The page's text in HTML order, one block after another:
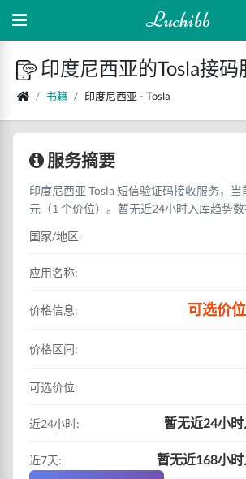
Luchibb
印度尼西亚的Tosla接码
书籍 印度尼西亚 - Tosla
服务摘要
印度尼西亚 Tosla 短信验证码接收服务，
元（1 个价位）。暂无近24小时入库趋势数
国家/地区:
应用名称:
价格信息: 可选价
价格区间:
可选价位:
近24小时: 暂无近24小时
近7天:
暂无近168小时